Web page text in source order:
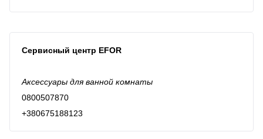
Сервисный центр EFOR
Аксессуары для ванной комнаты
0800507870
+380675188123